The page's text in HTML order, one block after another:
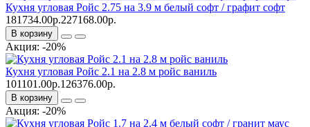
Кухня угловая Ройс 2.75 на 3.9 м белый софт / графит софт
181734.00р.227168.00р.
В корзину
Акция: -20%
Кухня угловая Ройс 2.1 на 2.8 м ройс ваниль
101101.00р.126376.00р.
В корзину
Акция: -20%